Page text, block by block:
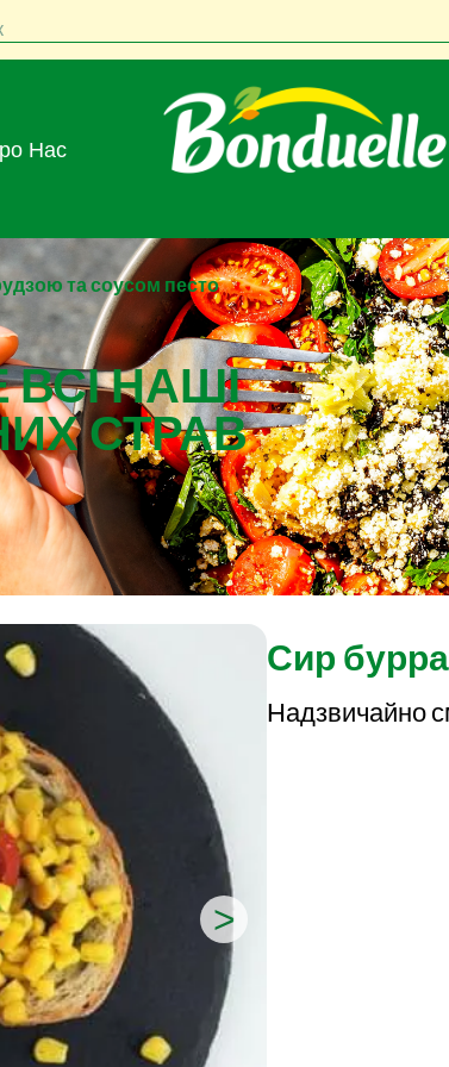
Нас
та соусом песто
ВСІ НАШІ
СТРАВ
>
Сир
Надзвичайно